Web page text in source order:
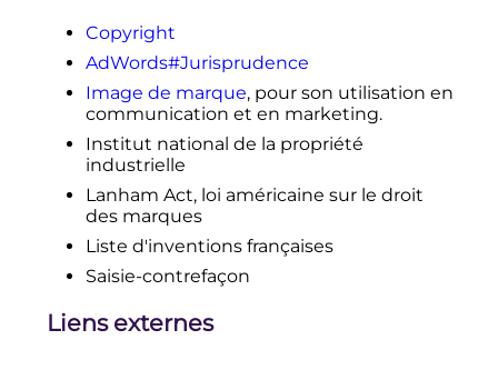
↑(en) «
trademark without permission
Liste de diffusion
, 27 février
2006.
↑« L'opposition de marque à l’INPI
surAvocat.fr Publication (consulté le
14 septembre 2022
↑ « « Puis-je utiliser les caractères
TM ou R sur mes brochures et
papiers commerciaux ? » »
(version du 24 septembre 2015 sur
↑« L’utilisation du sigle ©
Copyright
AdWords#Jurisprudence
Image de marque, pour son utilisation en
communication et en marketing.
Institut national de la propriété
industrielle
Lanham Act, loi américaine sur le droit
des marques
Liste d'inventions françaises
Saisie-contrefaçon
Liens externes